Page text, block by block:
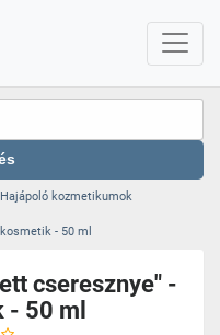
Hajápoló kozmetikumok
- 50 ml
cseresznye" -
50 ml